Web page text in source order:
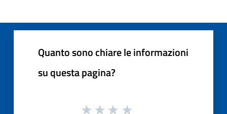
Quanto sono chiare le informazioni
su questa pagina?